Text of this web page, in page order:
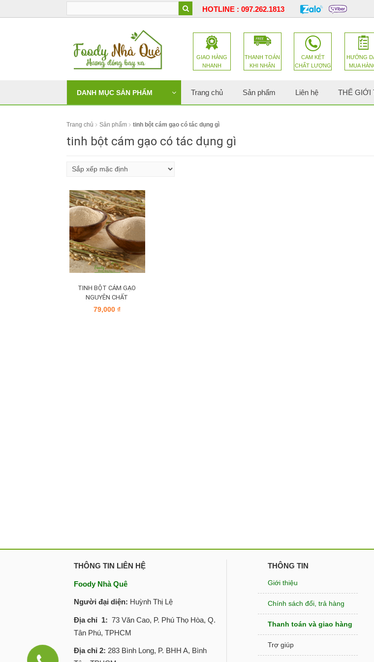
HOTLINE : 097.262.1813
GIAO HÀNG
NHANH
THANH TOÁN
KHI NHẬN
CAM KÉT
CHẤT LƯỢNG
HƯỚNG
MUA
DANH MỤC SẢN PHẨM Trang chủ Sản phẩm Liên hệ THẾ GIỚI
Trang chủ Sản phẩm tinh bột cám gạo có tác dụng gì
tinh bột cám gạo có tác dụng gì
TINH BỘT CÁM GẠO
NGUYÊN CHẤT
79,000 ₫
THÔNG TIN LIÊN HỆ
Foody Nhà Quê
Người đại diện: Huỳnh Thị Lệ
Địa chỉ 1: 73 Văn Cao, P. Phú Thọ Hòa, Q.
Tân Phú, TPHCM
Địa chỉ 2: 283 Bình Long, P. BHH A, Bình
THÔNG TIN
Giới thiệu
Chính sách đổi, trả hàng
Thanh toán và giao hàng
Trợ giúp